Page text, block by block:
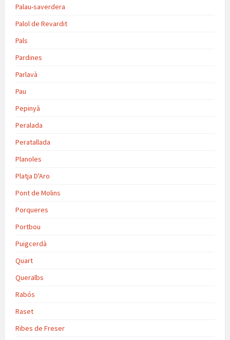
Palau-saverdera
Palol de Revardit
Pals
Pardines
Parlavà
Pau
Pepinyà
Peralada
Peratallada
Planoles
Platja D'Aro
Pont de Molins
Porqueres
Portbou
Puigcerdà
Quart
Queralbs
Rabós
Raset
Ribes de Freser